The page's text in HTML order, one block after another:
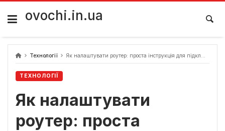
Skip
content
ovochi.in.ua
Технології Як налаштувати роутер: проста інструкція для підключення інтернету вдома
ТЕХНОЛОГІЇ
Як налаштувати
роутер: проста